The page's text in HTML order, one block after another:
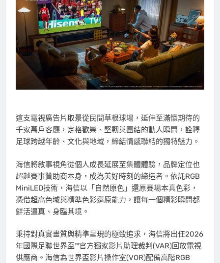
這支電視廣告片取景從民間草根球場，延伸至滿懷期待的
千家萬戶客廳，定格歡樂、堅韌與團結的動人瞬間，詮釋
足球跨越年齡、文化與地域，締結情感聯結的獨特魅力。
海信將敘事視角從個人成長延展至集體體驗，品牌定位也
超越賽事贊助商本身，成為美好時刻的締造者。依託RGB
MiniLED技術，海信以「自然原色」還原賽場本真色彩，
憑借超高色域與精準色彩還原能力，讓每一個精彩瞬間都
鮮活逼真、身臨其境。
秉持對真實畫質與精準呈現的極致追求，海信將出任2026
年國際足聯世界盃™官方獨家影片助理裁判(VAR)回放電視
供應商。海信為世界盃影片操作室(VOR)配備高階RGB